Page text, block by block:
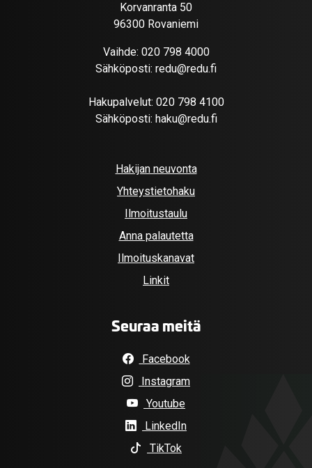
Korvanranta 50
96300 Rovaniemi
Vaihde: 020 798 4000
Sähköposti: redu@redu.fi
Hakupalvelut: 020 798 4100
Sähköposti: haku@redu.fi
Hakijan neuvonta
Yhteystietohaku
Ilmoitustaulu
Anna palautetta
Ilmoituskanavat
Linkit
Seuraa meitä
Facebook
Instagram
Youtube
LinkedIn
TikTok